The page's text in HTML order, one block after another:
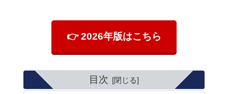
👉 2026年版はこちら
目次